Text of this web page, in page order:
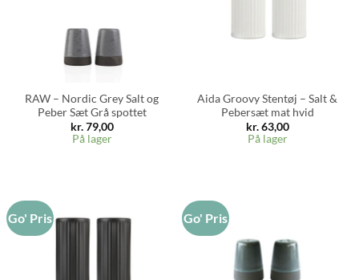
RAW – Nordic Grey Salt og
Peber Sæt Grå spottet
kr.79,00
På lager
Aida Groovy Stentøj – Salt &
Pebersæt mat hvid
kr.63,00
På lager
Go' Pris Go' Pris